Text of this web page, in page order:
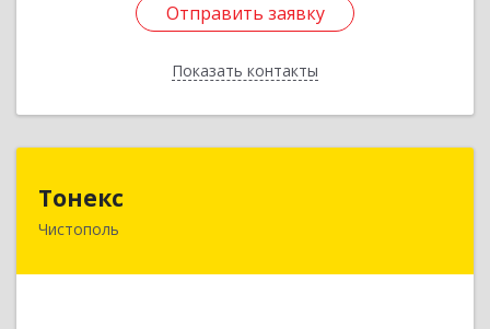
Отправить заявку
Показать контакты
Отправить заявку
Назад
Тонекс
Чистополь
422980, Татарстан Респ, Чистопольский р-н,